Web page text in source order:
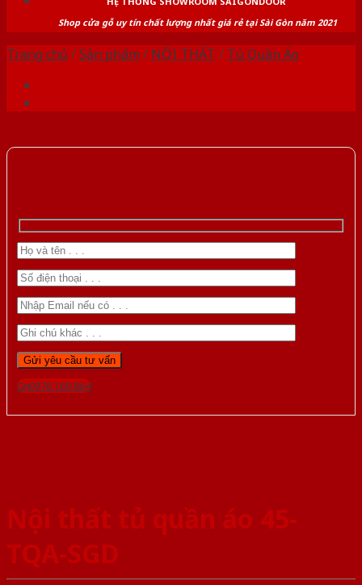
Shop cửa gỗ uy tín chất lượng nhất giá rẻ tại Sài Gòn năm 2021
Trang chủ /Sản phẩm / NỘI THẤT / Tủ Quần Áo
Gọi 0976.169.864
Nội thất tủ quần áo 45-
TQA-SGD